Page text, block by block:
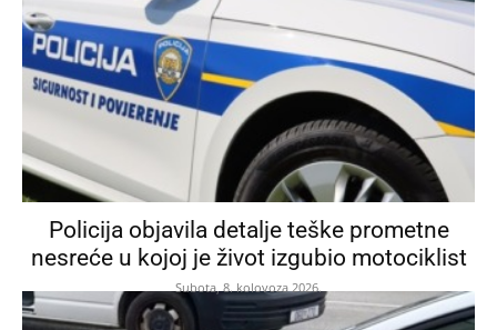
Policija objavila detalje teške prometne
nesreće u kojoj je život izgubio motociklist
Subota, 8. kolovoza 2026.